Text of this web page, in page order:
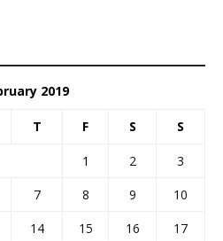
2019
T F S S
1 2
3
7 8 9
10
14 15 16
17